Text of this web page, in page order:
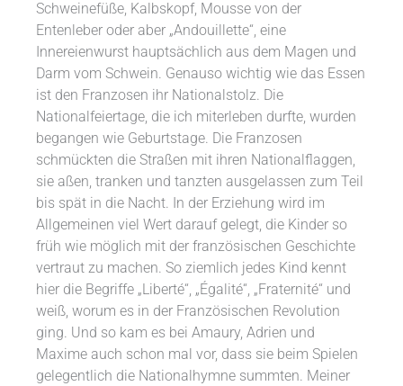
Schweinefüße, Kalbskopf, Mousse von der
Entenleber oder aber „Andouillette“, eine
Innereienwurst hauptsächlich aus dem Magen und
Darm vom Schwein. Genauso wichtig wie das Essen
ist den Franzosen ihr Nationalstolz. Die
Nationalfeiertage, die ich miterleben durfte, wurden
begangen wie Geburtstage. Die Franzosen
schmückten die Straßen mit ihren Nationalflaggen,
sie aßen, tranken und tanzten ausgelassen zum Teil
bis spät in die Nacht. In der Erziehung wird im
Allgemeinen viel Wert darauf gelegt, die Kinder so
früh wie möglich mit der französischen Geschichte
vertraut zu machen. So ziemlich jedes Kind kennt
hier die Begriffe „Liberté“, „Égalité“, „Fraternité“ und
weiß, worum es in der Französischen Revolution
ging. Und so kam es bei Amaury, Adrien und
Maxime auch schon mal vor, dass sie beim Spielen
gelegentlich die Nationalhymne summten. Meiner